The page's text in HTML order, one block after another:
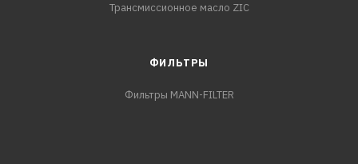
Трансмиссионное масло ZIC
ФИЛЬТРЫ
Фильтры MANN-FILTER